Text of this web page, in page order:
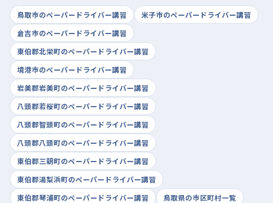
鳥取市のペーパードライバー講習
米子市のペーパードライバー講習
倉吉市のペーパードライバー講習
東伯郡北栄町のペーパードライバー講習
境港市のペーパードライバー講習
岩美郡岩美町のペーパードライバー講習
八頭郡若桜町のペーパードライバー講習
八頭郡智頭町のペーパードライバー講習
八頭郡八頭町のペーパードライバー講習
東伯郡三朝町のペーパードライバー講習
東伯郡湯梨浜町のペーパードライバー講習
東伯郡琴浦町のペーパードライバー講習
鳥取県の市区町村一覧